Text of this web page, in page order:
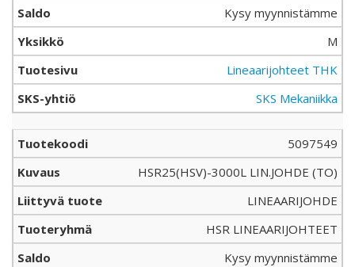
Kysy myynnistämme
M
Lineaarijohteet THK
SKS Mekaniikka
5097549
HSR25(HSV)-3000L LIN.JOHDE (TO)
LINEAARIJOHDE
HSR LINEAARIJOHTEET
Kysy myynnistämme